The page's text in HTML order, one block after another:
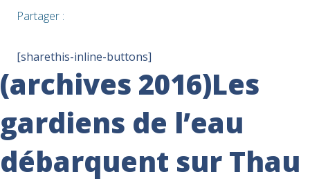
Partager :
[sharethis-inline-buttons]
(archives 2016)Les
gardiens de l’eau
débarquent sur Thau